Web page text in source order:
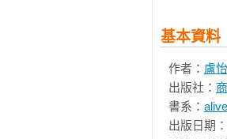
28忠於材質
29少即是
一個文創
30
一大未來
31 DMY
「Berlin
意。
前柏林市
trotzdem
基本資料
作者： 盧
出版社：
書系：
出版日期